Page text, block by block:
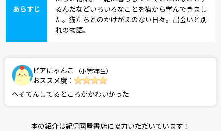
あらすじ
るんだなどいろいろなことを猫から学んできまし
た。猫たちとのかけがえのない日々。出会いと別
れの物語。
ピアにゃんこ （小学5年生）
おススメ度：
へそてんしてるところがかわいかった
本の紹介は紀伊國屋書店に協力いただいています！